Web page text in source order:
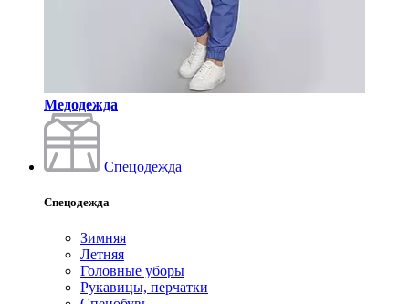
Медодежда
Спецодежда
Спецодежда
Зимняя
Летняя
Головные уборы
Рукавицы, перчатки